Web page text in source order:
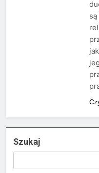
Szukaj